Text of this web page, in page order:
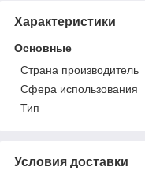
Характеристики
Основные
Страна производитель
Сфера использования
Тип
Условия доставки